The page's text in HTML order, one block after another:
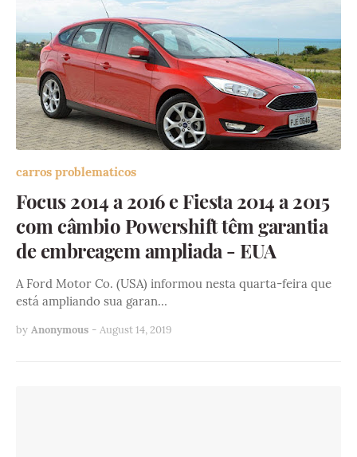
carros problematicos
Focus 2014 a 2016 e Fiesta 2014 a 2015
com câmbio Powershift têm garantia
de embreagem ampliada - EUA
A Ford Motor Co. (USA) informou nesta quarta-feira que
está ampliando sua garan…
by Anonymous - August 14, 2019